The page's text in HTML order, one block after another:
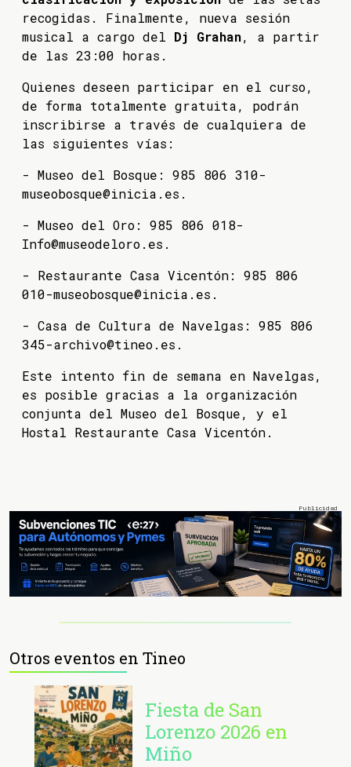
recogidas. Finalmente, nueva sesión
musical a cargo del Dj Grahan, a partir
de las 23:00 horas.
Quienes deseen participar en el curso,
de forma totalmente gratuita, podrán
inscribirse a través de cualquiera de
las siguientes vías:
- Museo del Bosque: 985 806 310-
museobosque@inicia.es.
- Museo del Oro: 985 806 018-
Info@museodeloro.es.
- Restaurante Casa Vicentón: 985 806
010-museobosque@inicia.es.
- Casa de Cultura de Navelgas: 985 806
345-archivo@tineo.es.
Este intento fin de semana en Navelgas,
es posible gracias a la organización
conjunta del Museo del Bosque, y el
Hostal Restaurante Casa Vicentón.
Otros eventos en Tineo
Fiesta de San
Lorenzo 2026 en
Miño